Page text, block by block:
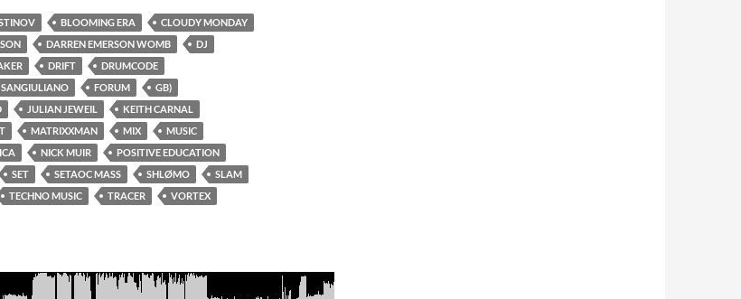
BLOOMING ERA
CLOUDY MONDAY
DARREN EMERSON WOMB
DJ
DRIFT
DRUMCODE
SANGIULIANO FORUM
GB)
JULIAN JEWEIL
KEITH CARNAL
MATRIXXMAN MIX
MUSIC
NICK MUIR
POSITIVE EDUCATION
SET SETAOC MASS SHLØMO
SLAM
TECHNO MUSIC TRACER
VORTEX